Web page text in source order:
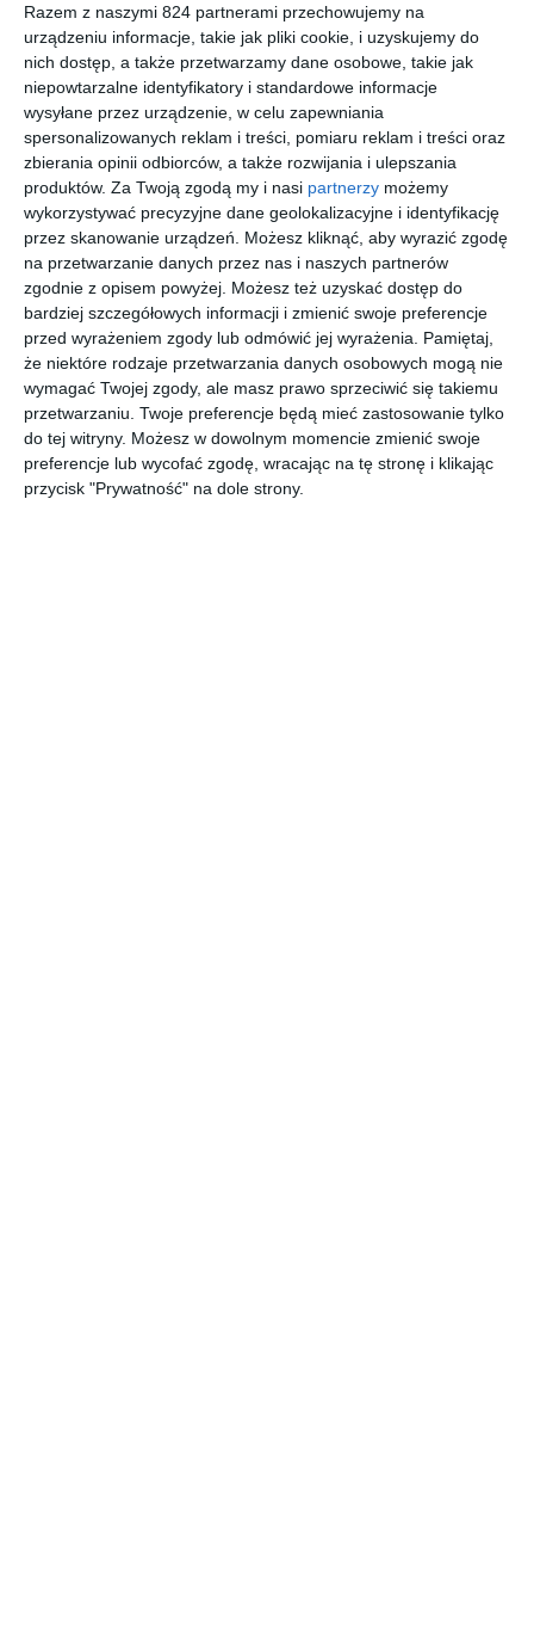
Razem z naszymi 824 partnerami przechowujemy na
urządzeniu informacje, takie jak pliki cookie, i uzyskujemy do
nich dostęp, a także przetwarzamy dane osobowe, takie jak
niepowtarzalne identyfikatory i standardowe informacje
wysyłane przez urządzenie, w celu zapewniania
spersonalizowanych reklam i treści, pomiaru reklam i treści oraz
zbierania opinii odbiorców, a także rozwijania i ulepszania
produktów. Za Twoją zgodą my i nasi partnerzy możemy
wykorzystywać precyzyjne dane geolokalizacyjne i identyfikację
przez skanowanie urządzeń. Możesz kliknąć, aby wyrazić zgodę
na przetwarzanie danych przez nas i naszych partnerów
zgodnie z opisem powyżej. Możesz też uzyskać dostęp do
bardziej szczegółowych informacji i zmienić swoje preferencje
przed wyrażeniem zgody lub odmówić jej wyrażenia.
Pamiętaj,
że niektóre rodzaje przetwarzania danych osobowych mogą nie
wymagać Twojej zgody, ale masz prawo sprzeciwić się takiemu
przetwarzaniu. Twoje preferencje będą mieć zastosowanie tylko
do tej witryny. Możesz w dowolnym momencie zmienić swoje
preferencje lub wycofać zgodę, wracając na tę stronę i klikając
przycisk "Prywatność" na dole strony.
Do udziału zaproszeni są samorządy, instytucje kultury,
lokalne organizacje turystyczne, organizacje pozarządowe,
przedsiębiorcy oraz twórcy produktów turystycznych z całego
Mazowsza. Zgłoszenia można składać w pięciu kategoriach:
wydarzenie cykliczne, pakiet usług turystycznych lub impreza
turystyczna, obiekt, szlak lub sieć oraz miejsce.
Wstąp do księgarni
[ audiobook ]
Niebezpie
czna gra,
Książka
audio,
Mari Jungstedt
[ książka ]
Nierozłącz
ki. Lilka i
Pestka
Annie Barrows
[ e-book ]
Elect.
Eagle
Elite. Tom
Rachel van
[ komiks ]
Piotruś
Pan,
wydanie
Regis Loisel